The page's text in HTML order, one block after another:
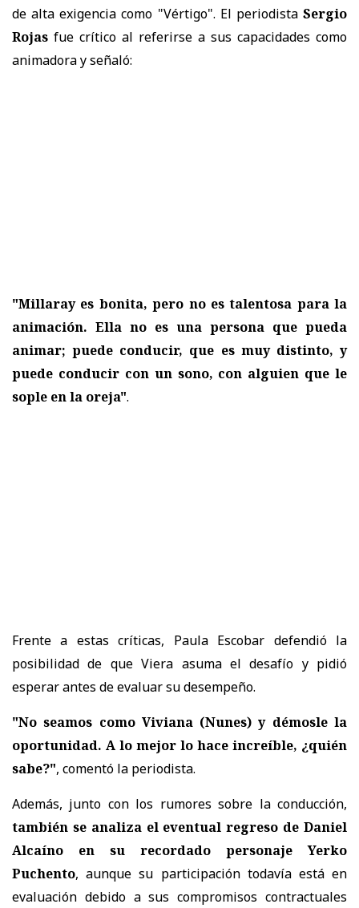
de alta exigencia como "Vértigo". El periodista Sergio
Rojas fue crítico al referirse a sus capacidades como
animadora y señaló:
"Millaray es bonita, pero no es talentosa para la
animación. Ella no es una persona que pueda
animar; puede conducir, que es muy distinto, y
puede conducir con un sono, con alguien que le
sople en la oreja".
Frente a estas críticas, Paula Escobar defendió la
posibilidad de que Viera asuma el desafío y pidió
esperar antes de evaluar su desempeño.
"No seamos como Viviana (Nunes) y démosle la
oportunidad. A lo mejor lo hace increíble, ¿quién
sabe?", comentó la periodista.
Además, junto con los rumores sobre la conducción,
también se analiza el eventual regreso de Daniel
Alcaíno en su recordado personaje Yerko
Puchento, aunque su participación todavía está en
evaluación debido a sus compromisos contractuales